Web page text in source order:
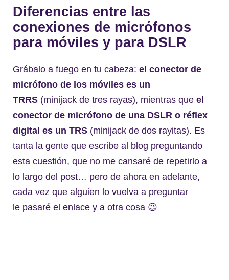
Diferencias entre las
conexiones de micrófonos
para móviles y para DSLR
Grábalo a fuego en tu cabeza: el conector de
micrófono de los móviles es un
TRRS (minijack de tres rayas), mientras que el
conector de micrófono de una DSLR o réflex
digital es un TRS (minijack de dos rayitas). Es
tanta la gente que escribe al blog preguntando
esta cuestión, que no me cansaré de repetirlo a
lo largo del post… pero de ahora en adelante,
cada vez que alguien lo vuelva a preguntar
le pasaré el enlace y a otra cosa 😉